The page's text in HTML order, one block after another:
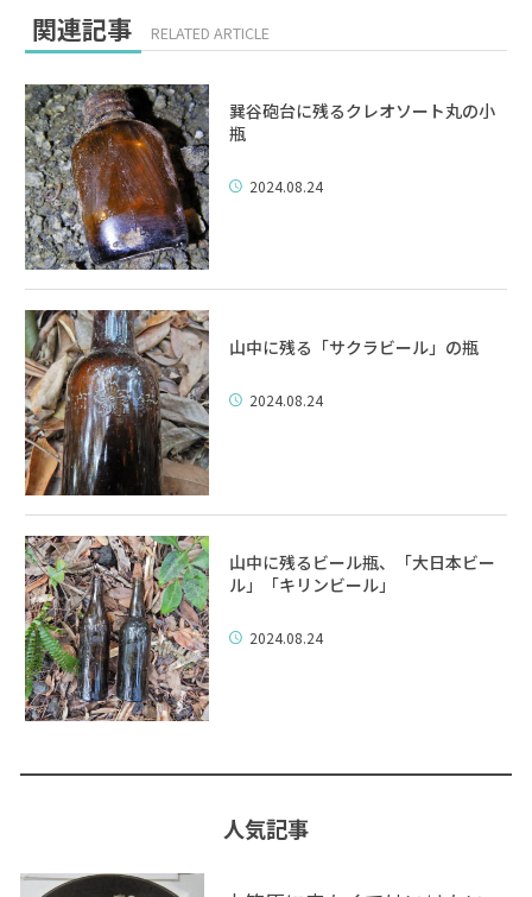
関連記事 RELATED ARTICLE
巽谷砲台に残るクレオソート丸の小
瓶
2024.08.24
山中に残る「サクラビール」の瓶
2024.08.24
山中に残るビール瓶、「大日本ビー
ル」「キリンビール」
2024.08.24
人気記事